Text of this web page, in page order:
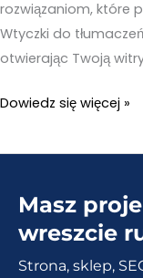
rozwiązaniom, które
Wtyczki do
otwierając Twoją
Wtyczki
tłumaczeń
TOP
Dowiedz się więcej »
Masz
wreszcie
Strona, sklep,